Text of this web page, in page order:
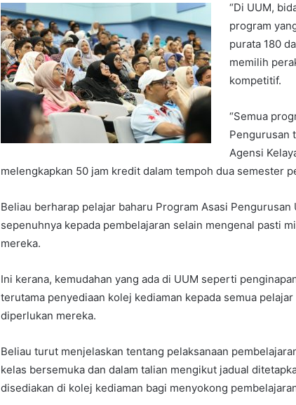
“Di UUM,
program
purata 180
memilih
kompetitif.
“Semua
Pengurusan
Agensi
melengkapkan 50 jam kredit dalam tempoh dua semester
Beliau berharap pelajar baharu Program Asasi
sepenuhnya kepada pembelajaran selain mengenal pasti
mereka.
Ini kerana, kemudahan yang ada di UUM seperti
terutama penyediaan kolej kediaman kepada semua
diperlukan mereka.
Beliau turut menjelaskan tentang pelaksanaan
kelas bersemuka dan dalam talian mengikut jadual
disediakan di kolej kediaman bagi menyokong